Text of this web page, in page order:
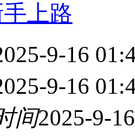
上路
9-16
9-16
间2025-9-